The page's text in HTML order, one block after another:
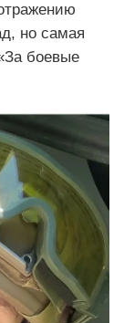
но самая
боевые